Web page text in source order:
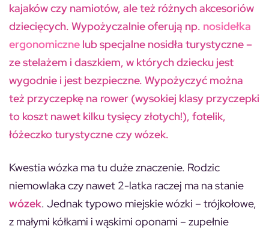
kajaków czy namiotów, ale też różnych akcesoriów
dziecięcych. Wypożyczalnie oferują np. nosidełka
ergonomiczne lub specjalne nosidła turystyczne –
ze stelażem i daszkiem, w których dziecku jest
wygodnie i jest bezpieczne. Wypożyczyć można
też przyczepkę na rower (wysokiej klasy przyczepki
to koszt nawet kilku tysięcy złotych!), fotelik,
łóżeczko turystyczne czy wózek.
Kwestia wózka ma tu duże znaczenie. Rodzic
niemowlaka czy nawet 2-latka raczej ma na stanie
wózek. Jednak typowo miejskie wózki – trójkołowe,
z małymi kółkami i wąskimi oponami – zupełnie